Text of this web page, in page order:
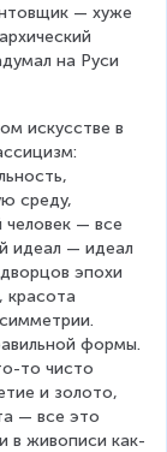
— хуже
на Руси
искусстве в
среду,
человек — все
идеал — идеал
эпохи
красота
формы.
то чисто
и золото,
— все это
в живописи как-